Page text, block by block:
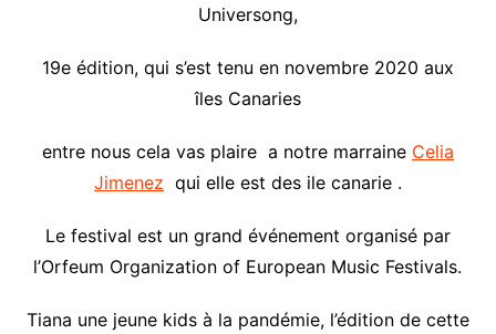
Universong,
19e édition, qui s’est tenu en novembre 2020 aux
îles Canaries
entre nous cela vas plaire a notre marraine Celia
Jimenez qui elle est des ile canarie .
Le festival est un grand événement organisé par
l’Orfeum Organization of European Music Festivals.
Tiana une jeune kids à la pandémie, l’édition de cette